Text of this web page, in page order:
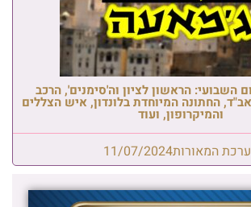
השבועי: הראשון לציון וה'סימנים', הרכב
החתונה המיוחדת בלונדון, איש הצללים
והמיקרופון, ועוד
המאורות11/07/2024